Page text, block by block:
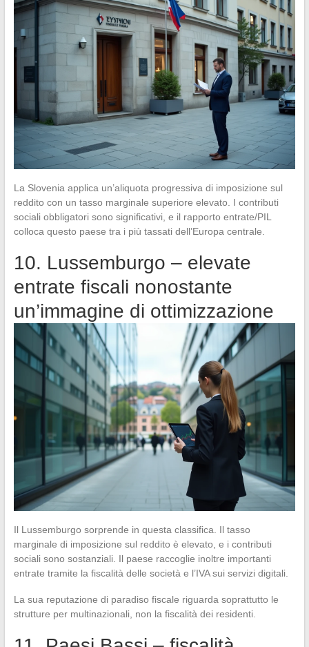
La Slovenia applica un’aliquota progressiva di imposizione sul
reddito con un tasso marginale superiore elevato. I contributi
sociali obbligatori sono significativi, e il rapporto entrate/PIL
colloca questo paese tra i più tassati dell’Europa centrale.
10. Lussemburgo – elevate
entrate fiscali nonostante
un’immagine di ottimizzazione
Il Lussemburgo sorprende in questa classifica. Il tasso
marginale di imposizione sul reddito è elevato, e i contributi
sociali sono sostanziali. Il paese raccoglie inoltre importanti
entrate tramite la fiscalità delle società e l’IVA sui servizi digitali.
La sua reputazione di paradiso fiscale riguarda soprattutto le
strutture per multinazionali, non la fiscalità dei residenti.